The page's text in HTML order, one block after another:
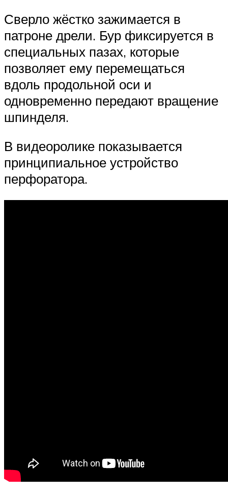
Сверло жёстко зажимается в
патроне дрели. Бур фиксируется в
специальных пазах, которые
позволяет ему перемещаться
вдоль продольной оси и
одновременно передают вращение
шпинделя.
В видеоролике показывается
принципиальное устройство
перфоратора.